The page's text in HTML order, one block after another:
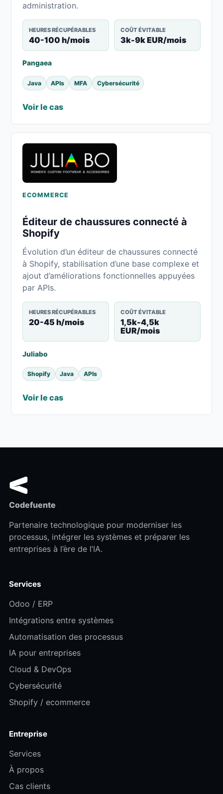
administration.
HEURES RÉCUPÉRABLES
40-100 h/mois
COÛT ÉVITABLE
3k-9k EUR/mois
Pangaea
Java APIs MFA Cybersécurité
Voir le cas
ECOMMERCE
Éditeur de chaussures connecté à
Shopify
Évolution d’un éditeur de chaussures connecté
à Shopify, stabilisation d’une base complexe et
ajout d’améliorations fonctionnelles appuyées
par APIs.
HEURES RÉCUPÉRABLES
20-45 h/mois
COÛT ÉVITABLE
1,5k-4,5k
EUR/mois
Juliabo
Shopify Java APIs
Voir le cas
Codefuente
Partenaire technologique pour moderniser les
processus, intégrer les systèmes et préparer les
entreprises à l’ère de l’IA.
Services
Odoo / ERP
Intégrations entre systèmes
Automatisation des processus
IA pour entreprises
Cloud & DevOps
Cybersécurité
Shopify / ecommerce
Entreprise
Services
À propos
Cas clients